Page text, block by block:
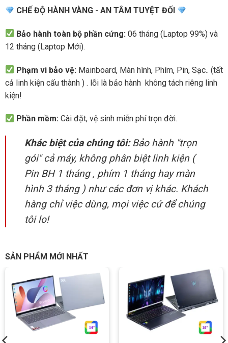
CHẾ ĐỘ HÀNH VÀNG - AN TÂM TUYỆT ĐỐI
Bảo hành toàn bộ phần cứng: 06 tháng (Laptop 99%) và
12 tháng (Laptop Mới).
Phạm vi bảo vệ: Mainboard, Màn hình, Phím, Pin, Sạc.. (tất
cả linh kiện cấu thành ) . lỗi là bảo hành không tách riêng linh
kiện!
Phần mềm: Cài đặt, vệ sinh miễn phí trọn đời.
Khác biệt của chúng tôi:Bảo hành "trọn
gói" cả máy, không phân biệt linh kiện (
Pin BH 1 tháng , phím 1 tháng hay màn
hình 3 tháng ) như các đơn vị khác. Khách
hàng chỉ việc dùng, mọi việc cứ để chúng
tôi lo!
SẢN PHẨM MỚI NHẤT